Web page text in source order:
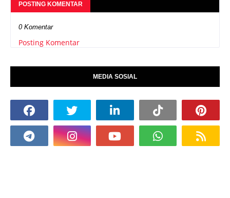
POSTING KOMENTAR
0 Komentar
Posting Komentar
MEDIA SOSIAL